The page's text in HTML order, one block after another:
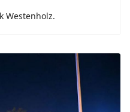
Westenholz.